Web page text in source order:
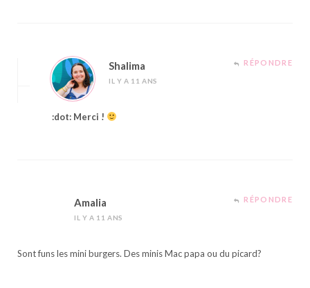
Shalima
IL Y A 11 ANS
RÉPONDRE
:dot: Merci !
Amalia
IL Y A 11 ANS
RÉPONDRE
Sont funs les mini burgers. Des minis Mac papa ou du picard?